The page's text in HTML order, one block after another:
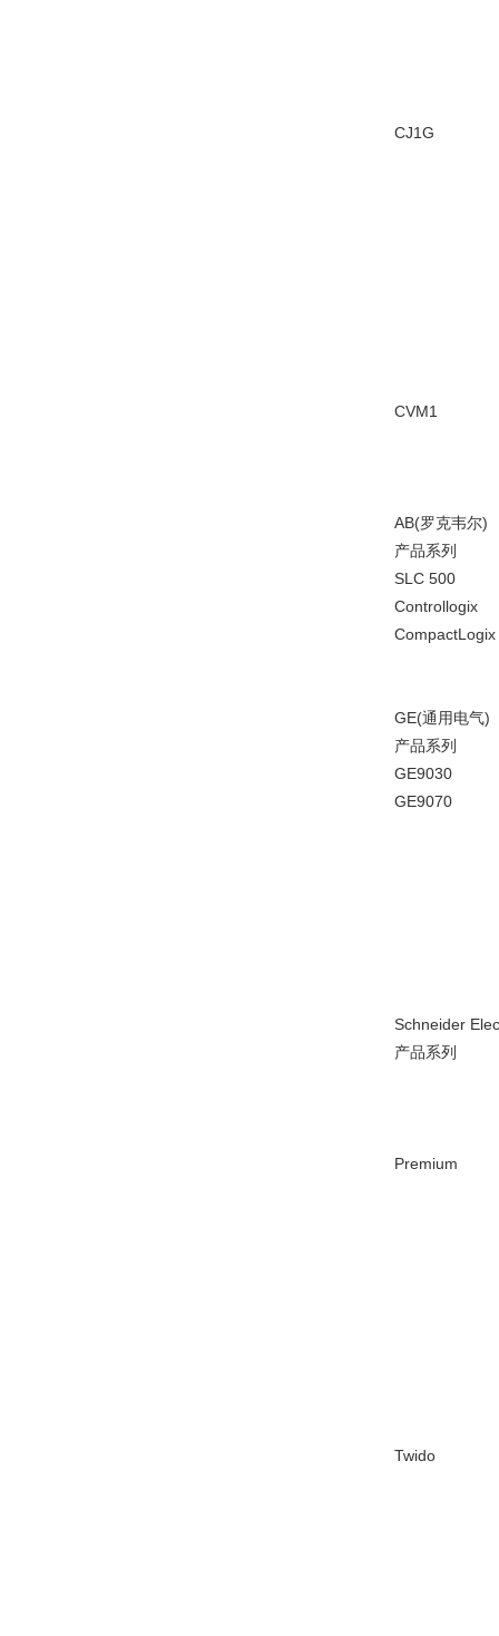
CJ1G
CVM1
AB(罗克韦尔)
产品系列
SLC 500
Controllogix
CompactLogix
GE(通用电气)
产品系列
GE9030
GE9070
Schneider
产品系列
Premium
Twido